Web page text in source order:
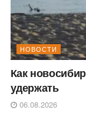
НОВОСТИ
Как
удержать
06.08.2026